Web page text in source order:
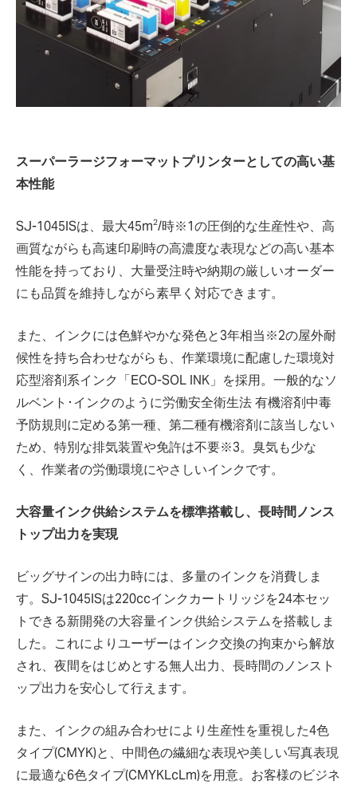
スーパーラージフォーマットプリンターとしての高い基
本性能
SJ-1045ISは、最大45m2/時※1の圧倒的な生産性や、高
画質ながらも高速印刷時の高濃度な表現などの高い基本
性能を持っており、大量受注時や納期の厳しいオーダー
にも品質を維持しながら素早く対応できます。
また、インクには色鮮やかな発色と3年相当※2の屋外耐
候性を持ち合わせながらも、作業環境に配慮した環境対
応型溶剤系インク「ECO-SOL INK」を採用。一般的なソ
ルベント･インクのように労働安全衛生法 有機溶剤中毒
予防規則に定める第一種、第二種有機溶剤に該当しない
ため、特別な排気装置や免許は不要※3。臭気も少な
く、作業者の労働環境にやさしいインクです。
大容量インク供給システムを標準搭載し、長時間ノンス
トップ出力を実現
ビッグサインの出力時には、多量のインクを消費しま
す。SJ-1045ISは220ccインクカートリッジを24本セッ
トできる新開発の大容量インク供給システムを搭載しま
した。これによりユーザーはインク交換の拘束から解放
され、夜間をはじめとする無人出力、長時間のノンスト
ップ出力を安心して行えます。
また、インクの組み合わせにより生産性を重視した4色
タイプ(CMYK)と、中間色の繊細な表現や美しい写真表現
に最適な6色タイプ(CMYKLcLm)を用意。お客様のビジネ